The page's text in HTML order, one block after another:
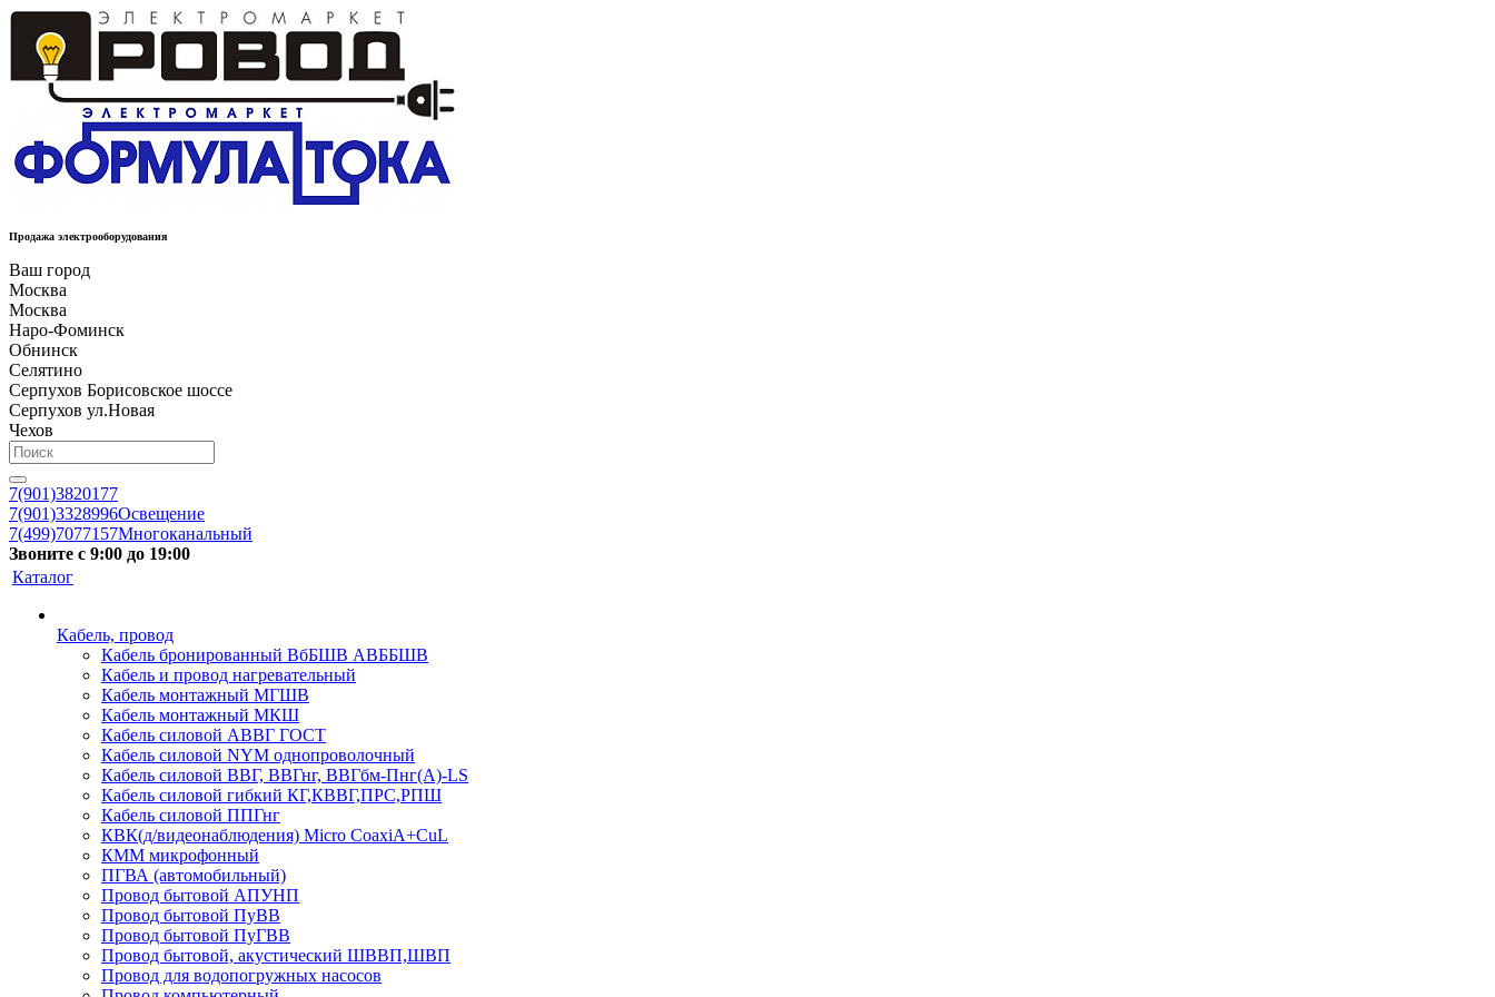
Продажа электрооборудования
Ваш город
Москва
Москва
Наро-Фоминск
Обнинск
Селятино
Серпухов Борисовское шоссе
Серпухов ул.Новая
Чехов
7(901)3820177
7(901)3328996Освещение
7(499)7077157Многоканальный
Звоните с 9:00 до 19:00
Каталог
Кабель, провод
Кабель бронированный ВбБШВ АВББШВ
Кабель и провод нагревательный
Кабель монтажный МГШВ
Кабель монтажный МКШ
Кабель силовой АВВГ ГОСТ
Кабель силовой NYM однопроволочный
Кабель силовой ВВГ, ВВГнг, ВВГбм-Пнг(А)-LS
Кабель силовой гибкий КГ,КВВГ,ПРС,РПШ
Кабель силовой ППГнг
КВК(д/видеонаблюдения) Micro CoaxiA+CuL
КММ микрофонный
ПГВА (автомобильный)
Провод бытовой АПУНП
Провод бытовой ПуВВ
Провод бытовой ПуГВВ
Провод бытовой, акустический ШВВП,ШВП
Провод для водопогружных насосов